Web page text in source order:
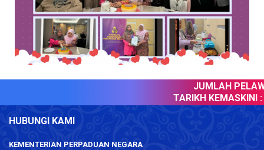
JUMLAH
TARIKH KEMASKINI :
HUBUNGI KAMI
KEMENTERIAN PERPADUAN NEGARA